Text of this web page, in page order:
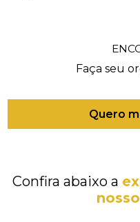
Faça seu
Quero
Confira abaixo a